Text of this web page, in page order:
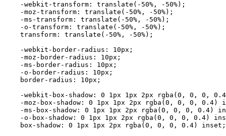
    -webkit-transform: translate(-50%, -50%);
    -moz-transform: translate(-50%, -50%);
    -ms-transform: translate(-50%, -50%);
    -o-transform: translate(-50%, -50%);
    transform: translate(-50%, -50%);
    -webkit-border-radius: 10px;
    -moz-border-radius: 10px;
    -ms-border-radius: 10px;
    -o-border-radius: 10px;
    border-radius: 10px;
-webkit-box-shadow: 0 1px 1px 2px rgba(0, 0, 0,
-moz-box-shadow: 0 1px 1px 2px rgba(0, 0, 0, 0.4)
-ms-box-shadow: 0 1px 1px 2px rgba(0, 0, 0, 0.4)
-o-box-shadow: 0 1px 1px 2px rgba(0, 0, 0, 0.4)
    box-shadow: 0 1px 1px 2px rgba(0, 0, 0, 0.4) inset;